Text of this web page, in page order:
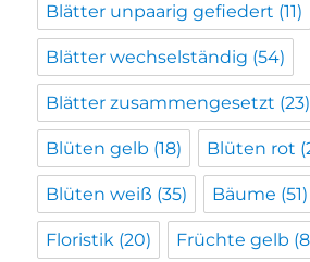
Blätter unpaarig gefiedert (11)
Blätter wechselständig (54)
Blätter zusammengesetzt (23)
Blüten gelb (18) Blüten rot
Blüten weiß (35) Bäume (51)
Floristik (20) Früchte gelb